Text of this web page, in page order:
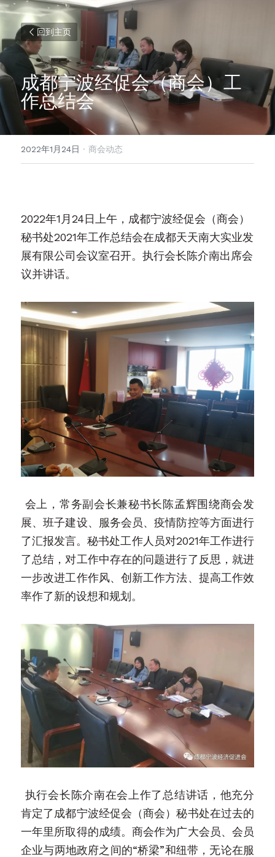
回到主页
成都宁波经促会（商会）工
作总结会
2022年1月24日 · 商会动态
2022年1月24日上午，成都宁波经促会（商会）
秘书处2021年工作总结会在成都天天南大实业发
展有限公司会议室召开。执行会长陈介南出席会
议并讲话。
会上，常务副会长兼秘书长陈孟辉围绕商会发
展、班子建设、服务会员、疫情防控等方面进行
了汇报发言。秘书处工作人员对2021年工作进行
了总结，对工作中存在的问题进行了反思，就进
一步改进工作作风、创新工作方法、提高工作效
率作了新的设想和规划。
执行会长陈介南在会上作了总结讲话，他充分
肯定了成都宁波经促会（商会）秘书处在过去的
一年里所取得的成绩。商会作为广大会员、会员
企业与两地政府之间的“桥梁”和纽带，无论在服